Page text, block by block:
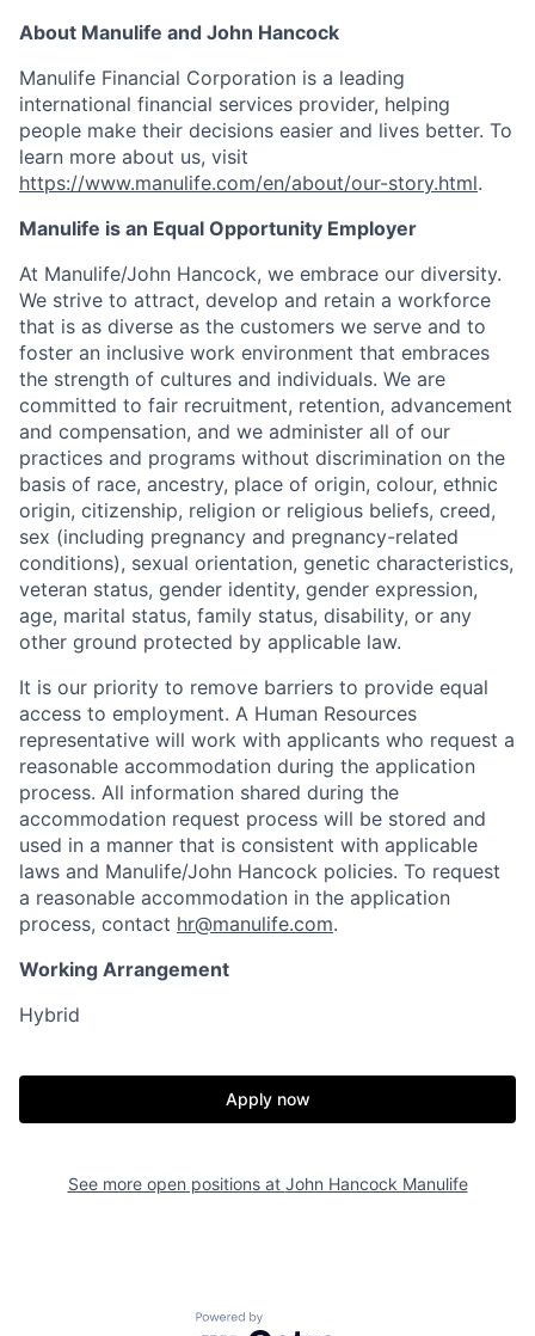
About Manulife and John Hancock
Manulife Financial Corporation is a leading
international financial services provider, helping
people make their decisions easier and lives better. To
learn more about us, visit
https://www.manulife.com/en/about/our-story.html.
Manulife is an Equal Opportunity Employer
At Manulife/John Hancock, we embrace our diversity.
We strive to attract, develop and retain a workforce
that is as diverse as the customers we serve and to
foster an inclusive work environment that embraces
the strength of cultures and individuals. We are
committed to fair recruitment, retention, advancement
and compensation, and we administer all of our
practices and programs without discrimination on the
basis of race, ancestry, place of origin, colour, ethnic
origin, citizenship, religion or religious beliefs, creed,
sex (including pregnancy and pregnancy-related
conditions), sexual orientation, genetic characteristics,
veteran status, gender identity, gender expression,
age, marital status, family status, disability, or any
other ground protected by applicable law.
It is our priority to remove barriers to provide equal
access to employment. A Human Resources
representative will work with applicants who request a
reasonable accommodation during the application
process. All information shared during the
accommodation request process will be stored and
used in a manner that is consistent with applicable
laws and Manulife/John Hancock policies. To request
a reasonable accommodation in the application
process, contact hr@manulife.com.
Working Arrangement
Hybrid
Apply now
See more open positions at John Hancock Manulife
Powered by Getro.com